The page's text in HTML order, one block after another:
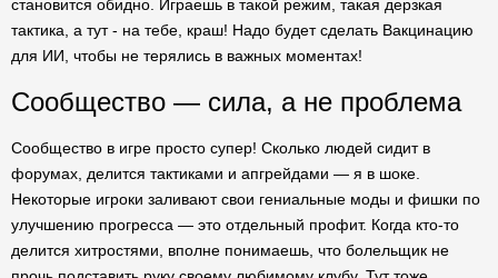
становится обидно. Играешь в такой режим, такая дерзкая
тактика, а тут - на тебе, краш! Надо будет сделать Вакцинацию
для ИИ, чтобы не терялись в важных моментах!
Сообщество — сила, а не проблема
Сообщество в игре просто супер! Сколько людей сидит в
форумах, делится тактиками и апгрейдами — я в шоке.
Некоторые игроки заливают свои гениальные моды и фишки по
улучшению прогресса — это отдельный профит. Когда кто-то
делится хитростями, вполне понимаешь, что болельщик не